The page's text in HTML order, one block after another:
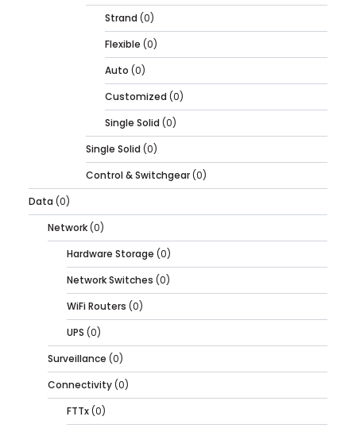
Strand (0)
Flexible (0)
Auto (0)
Customized (0)
Single Solid (0)
Single Solid (0)
Control & Switchgear(0)
Data (0)
Network(0)
Hardware Storage (0)
Network Switches (0)
WiFi Routers (0)
UPS (0)
Surveillance (0)
Connectivity(0)
FTTx(0)